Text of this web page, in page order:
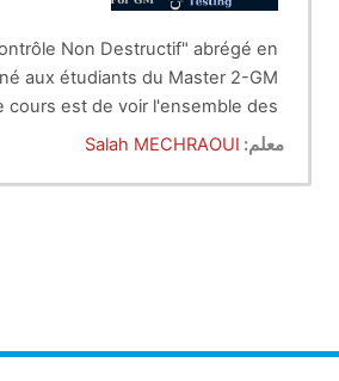
Non Destructif" abrégé en
aux étudiants du Master 2-GM.
cours est de voir l'ensemble des
la caractérisation de l'état
les dégrader soit au cours :
de la production,
معلم: Salah MECHRAOUI